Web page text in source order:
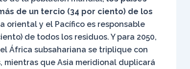
de un tercio (34 por ciento) de los
oriental y el Pacífico es responsable
de todos los residuos. Y para 2050,
África subsahariana se triplique con
que Asia meridional duplicará